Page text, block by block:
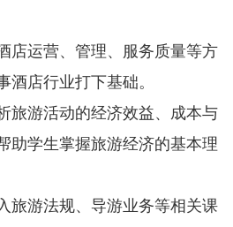
店运营、管理、服务质量等方
酒店行业打下基础。
旅游活动的经济效益、成本与
助学生掌握旅游经济的基本理
旅游法规、导游业务等相关课